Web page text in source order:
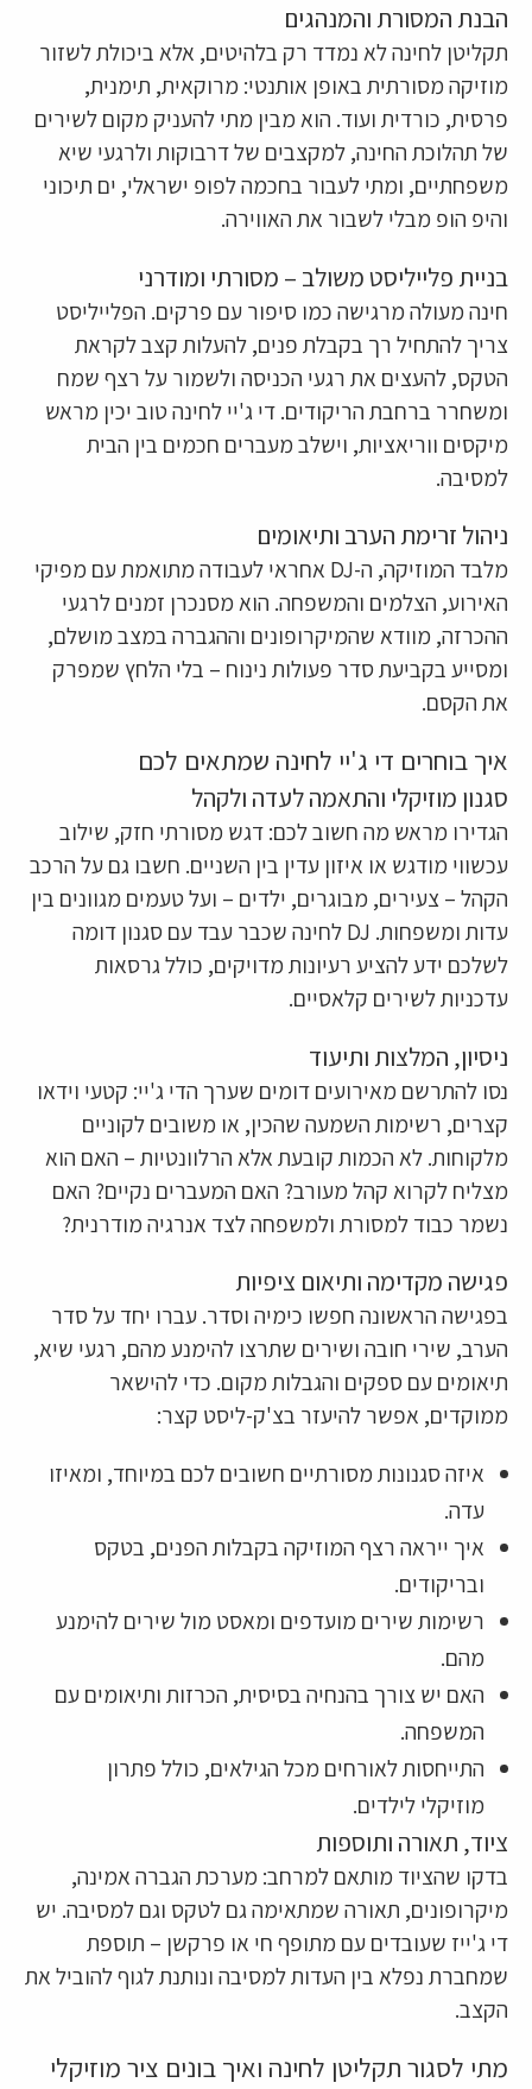
הבנת המסורת והמנהגים
תקליטן לחינה לא נמדד רק בלהיטים, אלא ביכולת לשזור
מוזיקה מסורתית באופן אותנטי: מרוקאית, תימנית,
פרסית, כורדית ועוד. הוא מבין מתי להעניק מקום לשירים
של תהלוכת החינה, למקצבים של דרבוקות ולרגעי שיא
משפחתיים, ומתי לעבור בחכמה לפופ ישראלי, ים תיכוני
והיפ הופ מבלי לשבור את האווירה.
בניית פלייליסט משולב – מסורתי ומודרני
חינה מעולה מרגישה כמו סיפור עם פרקים. הפלייליסט
צריך להתחיל רך בקבלת פנים, להעלות קצב לקראת
הטקס, להעצים את רגעי הכניסה ולשמור על רצף שמח
ומשחרר ברחבת הריקודים. די ג'יי לחינה טוב יכין מראש
מיקסים ווריאציות, וישלב מעברים חכמים בין הבית
למסיבה.
ניהול זרימת הערב ותיאומים
מלבד המוזיקה, ה-DJ אחראי לעבודה מתואמת עם מפיקי
האירוע, הצלמים והמשפחה. הוא מסנכרן זמנים לרגעי
ההכרזה, מוודא שהמיקרופונים וההגברה במצב מושלם,
ומסייע בקביעת סדר פעולות נינוח – בלי הלחץ שמפרק
את הקסם.
איך בוחרים די ג'יי לחינה שמתאים לכם
סגנון מוזיקלי והתאמה לעדה ולקהל
הגדירו מראש מה חשוב לכם: דגש מסורתי חזק, שילוב
עכשווי מודגש או איזון עדין בין השניים. חשבו גם על הרכב
הקהל – צעירים, מבוגרים, ילדים – ועל טעמים מגוונים בין
עדות ומשפחות. DJ לחינה שכבר עבד עם סגנון דומה
לשלכם ידע להציע רעיונות מדויקים, כולל גרסאות
עדכניות לשירים קלאסיים.
ניסיון, המלצות ותיעוד
נסו להתרשם מאירועים דומים שערך הדי ג'יי: קטעי וידאו
קצרים, רשימות השמעה שהכין, או משובים לקוניים
מלקוחות. לא הכמות קובעת אלא הרלוונטיות – האם הוא
מצליח לקרוא קהל מעורב? האם המעברים נקיים? האם
נשמר כבוד למסורת ולמשפחה לצד אנרגיה מודרנית?
פגישה מקדימה ותיאום ציפיות
בפגישה הראשונה חפשו כימיה וסדר. עברו יחד על סדר
הערב, שירי חובה ושירים שתרצו להימנע מהם, רגעי שיא,
תיאומים עם ספקים והגבלות מקום. כדי להישאר
ממוקדים, אפשר להיעזר בצ'ק-ליסט קצר:
איזה סגנונות מסורתיים חשובים לכם במיוחד, ומאיזו
עדה.
איך ייראה רצף המוזיקה בקבלות הפנים, בטקס
ובריקודים.
רשימות שירים מועדפים ומאסט מול שירים להימנע
מהם.
האם יש צורך בהנחיה בסיסית, הכרזות ותיאומים עם
המשפחה.
התייחסות לאורחים מכל הגילאים, כולל פתרון
מוזיקלי לילדים.
ציוד, תאורה ותוספות
בדקו שהציוד מותאם למרחב: מערכת הגברה אמינה,
מיקרופונים, תאורה שמתאימה גם לטקס וגם למסיבה. יש
די ג'ייז שעובדים עם מתופף חי או פרקשן – תוספת
שמחברת נפלא בין העדות למסיבה ונותנת לגוף להוביל את
הקצב.
מתי לסגור תקליטן לחינה ואיך בונים ציר מוזיקלי